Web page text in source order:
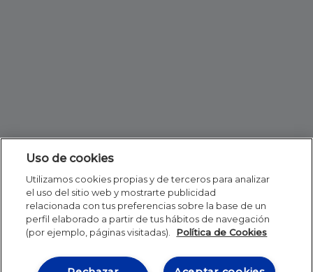
Uso de cookies
Utilizamos cookies propias y de terceros para analizar
el uso del sitio web y mostrarte publicidad
relacionada con tus preferencias sobre la base de un
perfil elaborado a partir de tus hábitos de navegación
(por ejemplo, páginas visitadas).
Política de Cookies